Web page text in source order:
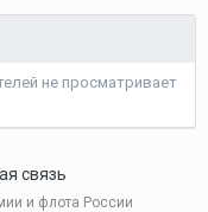
не просматривает
связь
и флота России